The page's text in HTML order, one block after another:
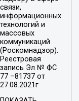
связи,
информационных
технологий и
массовых
коммуникаций
(Роскомнадзор).
Реестровая
запись Эл № ФС
77 –81737 от
27.08.2021г